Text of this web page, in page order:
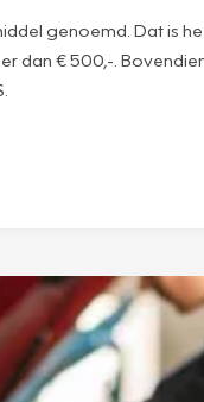
genoemd. Dat is
dan € 500,-.